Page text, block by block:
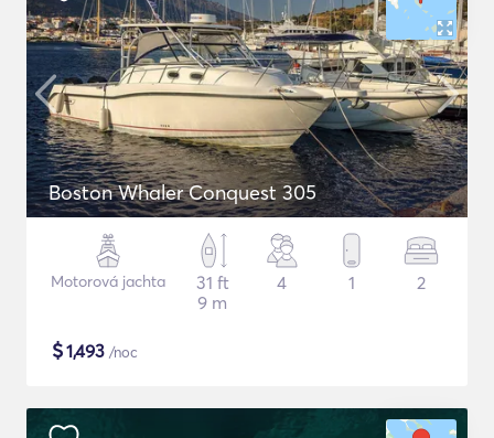
Boston Whaler Conquest 305
Motorová jachta
31 ft
9 m
4 1 2
$1,493 /noc